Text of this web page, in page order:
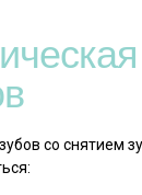
со снятием